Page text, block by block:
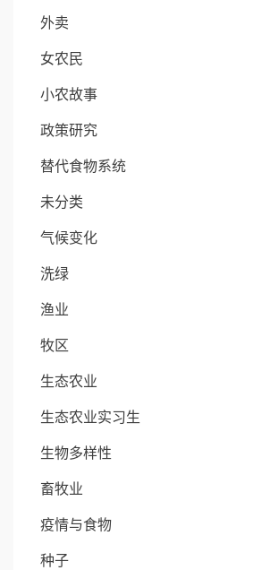
外卖
女农民
小农故事
政策研究
替代食物系统
未分类
气候变化
洗绿
渔业
牧区
生态农业
生态农业实习生
生物多样性
畜牧业
疫情与食物
种子